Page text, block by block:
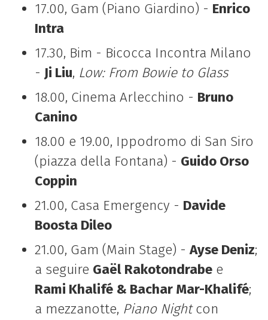
17.00, Gam (Piano Giardino) - Enrico
Intra
17.30, Bim - Bicocca Incontra Milano
- Ji Liu, Low: From Bowie to Glass
18.00, Cinema Arlecchino - Bruno
Canino
18.00 e 19.00, Ippodromo di San Siro
(piazza della Fontana) - Guido Orso
Coppin
21.00, Casa Emergency - Davide
Boosta Dileo
21.00, Gam (Main Stage) -Ayse Deniz;
a seguire Gaël Rakotondrabee
Rami Khalifé & Bachar Mar-Khalifé;
a mezzanotte, Piano Nightcon